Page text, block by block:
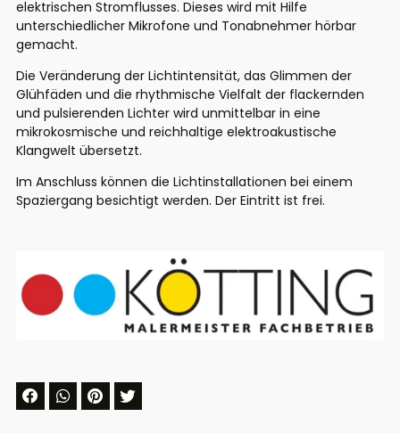
elektrischen Stromflusses. Dieses wird mit Hilfe
unterschiedlicher Mikrofone und Tonabnehmer hörbar
gemacht.
Die Veränderung der Lichtintensität, das Glimmen der
Glühfäden und die rhythmische Vielfalt der flackernden
und pulsierenden Lichter wird unmittelbar in eine
mikrokosmische und reichhaltige elektroakustische
Klangwelt übersetzt.
Im Anschluss können die Lichtinstallationen bei einem
Spaziergang besichtigt werden. Der Eintritt ist frei.